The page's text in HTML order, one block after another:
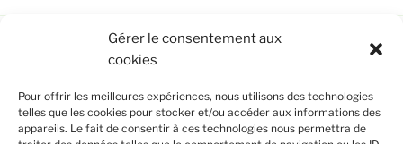
Gérer le consentement aux
cookies
Pour offrir les meilleures expériences, nous utilisons des technologies
telles que les cookies pour stocker et/ou accéder aux informations des
appareils. Le fait de consentir à ces technologies nous permettra de
PERSONNALITÉS PUBLIQUES, ENTREPRISES
OU INSTITUTIONS : L’OPEN THINK-TANK EST
OUVERT À TOUTES CELLES ET CEUX QUI